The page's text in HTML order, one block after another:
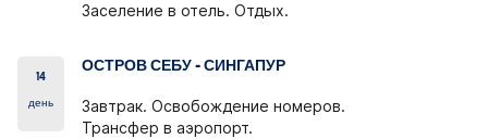
Заселение в отель. Отдых.
14
день
ОСТРОВ СЕБУ - СИНГАПУР
Завтрак. Освобождение номеров.
Трансфер в аэропорт.